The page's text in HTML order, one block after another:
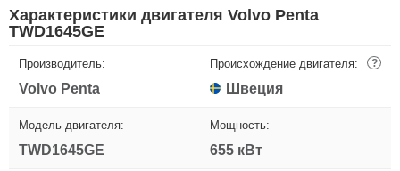
Характеристики двигателя Volvo Penta
TWD1645GE
Производитель:
Volvo Penta
Происхождение двигателя: ?
Швеция
Модель двигателя:
TWD1645GE
Мощность:
655 кВт